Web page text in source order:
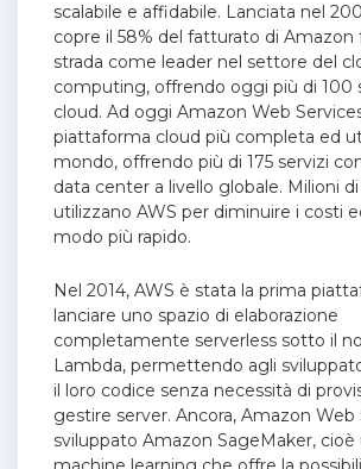
scalabile e affidabile. Lanciata nel
copre il 58% del fatturato di Amazon
strada come leader nel settore del
computing, offrendo oggi più di 100
cloud. Ad oggi Amazon Web
piattaforma cloud più completa ed
mondo, offrendo più di 175 servizi
data center a livello globale. Milioni
utilizzano AWS per diminuire i costi
modo più rapido.
Nel 2014, AWS è stata la prima
lanciare uno spazio di elaborazione
completamente serverless sotto il
Lambda, permettendo agli
il loro codice senza necessità di
gestire server. Ancora, Amazon Web
sviluppato Amazon SageMaker, cioè